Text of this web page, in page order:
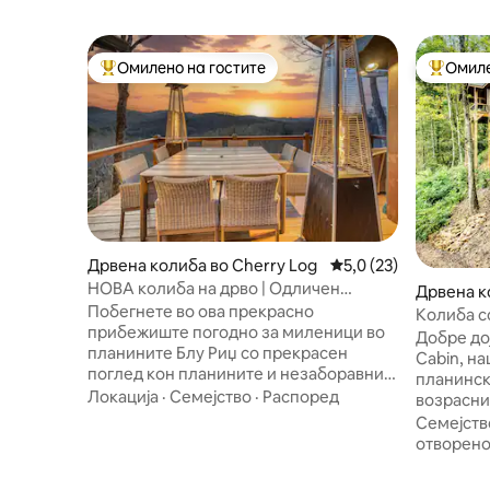
Меѓу најуспешните „Омилени на гостите“
Омилено на гостите
Дрвена колиба во Cherry Log Просечна оцена:
5,0 (23)
НОВА колиба на дрво | Одличен
поглед | Џакузи | Огниште
Побегнете во ова прекрасно
прибежиште погодно за миленици во
планините Блу Риџ со прекрасен
поглед кон планините и незаборавни
зајдисонца! Оваа пространа луксузна
Локација · Семејство · Распоред
Меѓу
Дрвена
Колиба
џакузи,
Добре
Cabin,
Елијај.
приватна
отворено